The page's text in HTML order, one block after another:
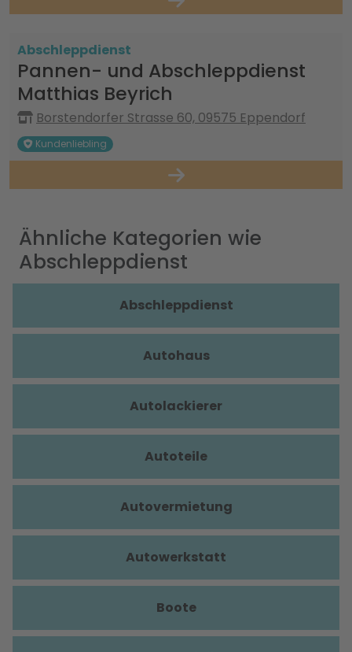
Abschleppdienst
Pannen- und Abschleppdienst
Matthias Beyrich
Borstendorfer Strasse 60, 09575 Eppendorf
Kundenliebling
Ähnliche Kategorien wie
Abschleppdienst
Abschleppdienst
Autohaus
Autolackierer
Autoteile
Autovermietung
Autowerkstatt
Boote